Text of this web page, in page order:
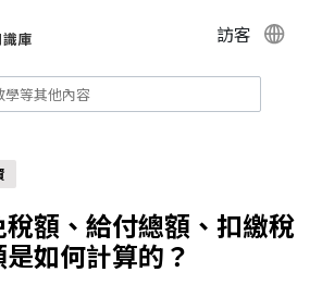
訪客
額、給付總額、扣繳稅
如何計算的？